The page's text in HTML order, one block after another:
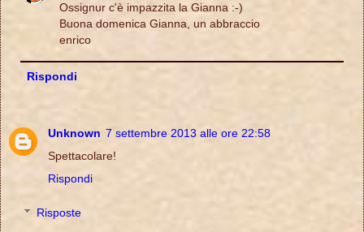
Ossignur c'è impazzita la Gianna :-)
Buona domenica Gianna, un abbraccio
enrico
Rispondi
Unknown 7 settembre 2013 alle ore 22:58
Spettacolare!
Rispondi
Risposte